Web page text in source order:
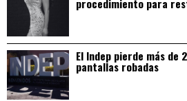
procedimiento para
El Indep pierde más de
pantallas robadas